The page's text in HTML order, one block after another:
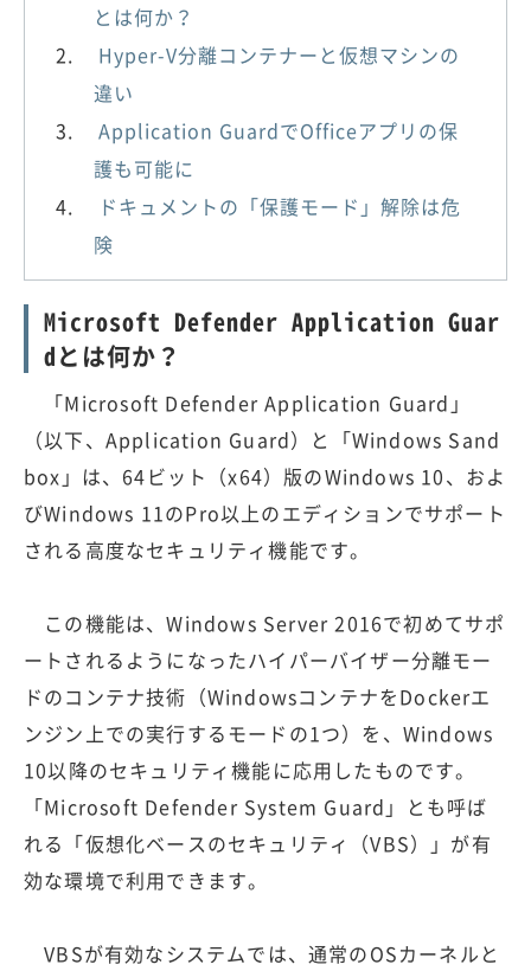
とは何か？
Hyper-V分離コンテナーと仮想マシンの
違い
Application GuardでOfficeアプリの保
護も可能に
ドキュメントの「保護モード」解除は危
険
Microsoft Defender Application Guar
dとは何か？
「Microsoft Defender Application Guard」
（以下、Application Guard）と「Windows Sand
box」は、64ビット（x64）版のWindows 10、およ
びWindows 11のPro以上のエディションでサポート
される高度なセキュリティ機能です。
この機能は、Windows Server 2016で初めてサポ
ートされるようになったハイパーバイザー分離モー
ドのコンテナ技術（WindowsコンテナをDockerエ
ンジン上での実行するモードの1つ）を、Windows
10以降のセキュリティ機能に応用したものです。
「Microsoft Defender System Guard」とも呼ば
れる「仮想化ベースのセキュリティ（VBS）」が有
効な環境で利用できます。
VBSが有効なシステムでは、通常のOSカーネルと